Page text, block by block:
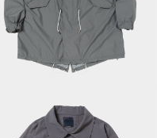
MINOTECH®
Folding Field
Parka/Digtal Grey